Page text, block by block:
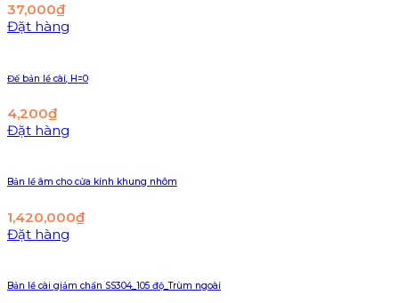
37,000₫
Đặt hàng
Đế bản lề cài, H=0
4,200₫
Đặt hàng
Bản lề âm cho cửa kính khung nhôm
1,420,000₫
Đặt hàng
Bản lề cài giảm chấn SS304_105 độ_Trùm ngoài